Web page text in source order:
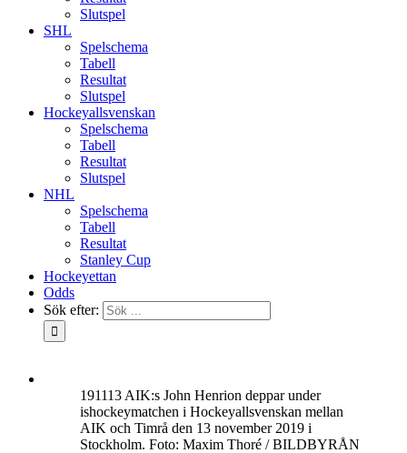
Slutspel
SHL
Spelschema
Tabell
Resultat
Slutspel
Hockeyallsvenskan
Spelschema
Tabell
Resultat
Slutspel
NHL
Spelschema
Tabell
Resultat
Stanley Cup
Hockeyettan
Odds
Sök efter:
191113 AIK:s John Henrion deppar under
ishockeymatchen i Hockeyallsvenskan mellan
AIK och Timrå den 13 november 2019 i
Stockholm. Foto: Maxim Thoré / BILDBYRÅN